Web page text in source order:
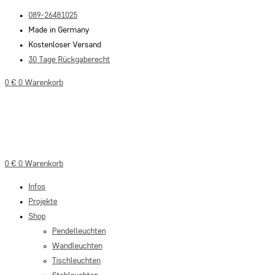
Inhalt
springen
089-26481025
Made in Germany
Kostenloser Versand
30 Tage Rückgaberecht
0 € 0 Warenkorb
0 € 0 Warenkorb
Infos
Projekte
Shop
Pendelleuchten
Wandleuchten
Tischleuchten